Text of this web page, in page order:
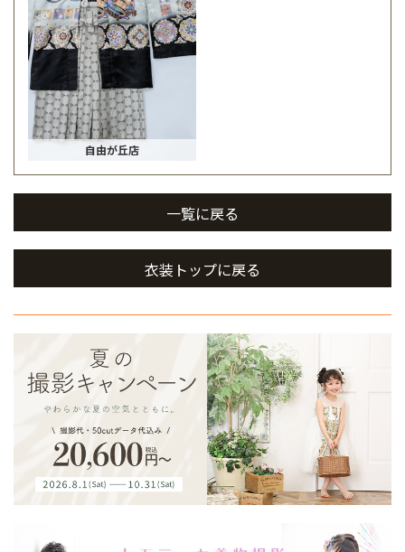
自由が丘店
一覧に戻る
衣装トップに戻る